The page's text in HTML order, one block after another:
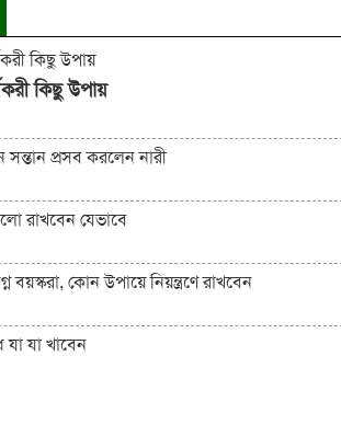
কিছু উপায়
সন্তান প্রসব করলেন নারী
রাখবেন যেভাবে
বয়স্করা, কোন উপায়ে নিয়ন্ত্রণে রাখবেন
যা খাবেন